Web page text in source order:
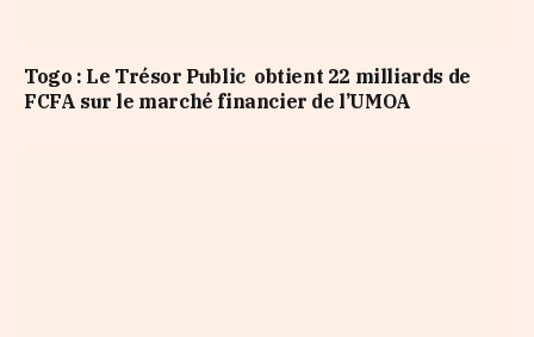
Togo : Le Trésor Public obtient 22 milliards de
FCFA sur le marché financier de l’UMOA